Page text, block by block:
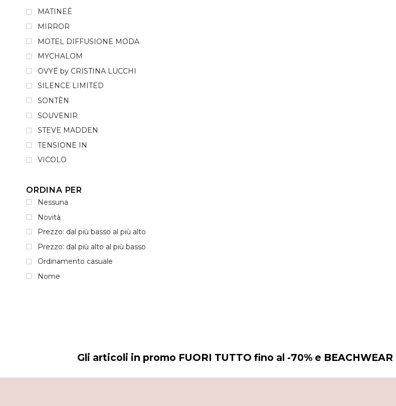
MATINEÉ
MIRROR
MOTEL DIFFUSIONE MODA
MYCHALOM
OVYÉ by CRISTINA LUCCHI
SILENCE LIMITED
SONTÈN
SOUVENIR
STEVE MADDEN
TENSIONE IN
VICOLO
ORDINA PER
Nessuna
Novità
Prezzo: dal più basso al più alto
Prezzo: dal più alto al più basso
Ordinamento casuale
Nome
Gli articoli in promo FUORI TUTTO fino al -70% e